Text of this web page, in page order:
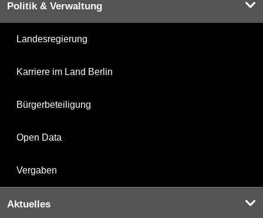
Politik & Verwaltung
Landesregierung
Karriere im Land Berlin
Bürgerbeteiligung
Open Data
Vergaben
Aktuelles